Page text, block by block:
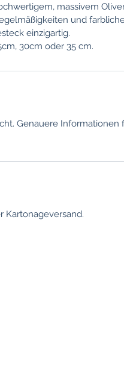
massivem
und
einzigartig.
30cm oder 35 cm.
Genauere Informationen
Kartonageversand.